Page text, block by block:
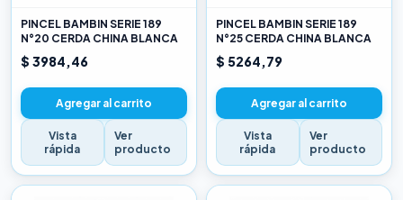
PINCEL BAMBIN SERIE 189
N°20 CERDA CHINA BLANCA
$ 3984,46
Agregar al carrito
Vista
rápida
Ver
producto
PINCEL BAMBIN SERIE 189
N°25 CERDA CHINA BLANCA
$ 5264,79
Agregar al carrito
Vista
rápida
Ver
producto